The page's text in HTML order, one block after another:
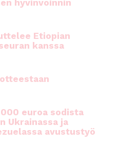
hyvinvoinnin
Etiopian
kanssa
euroa sodista
Ukrainassa ja
avustustyö